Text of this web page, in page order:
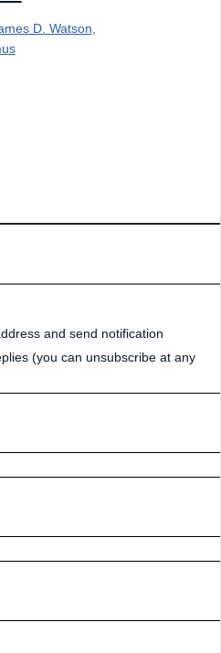
D. Watson
and send notification
(you can unsubscribe at any